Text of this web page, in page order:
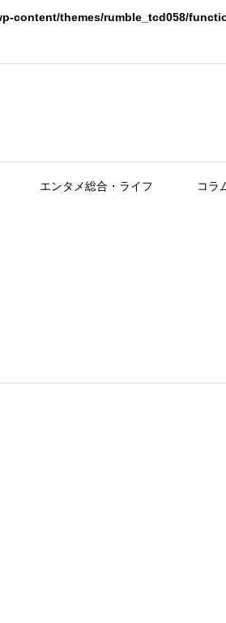
content/themes/rumble_tcd058/
エンタメ総合・ライフ コラ